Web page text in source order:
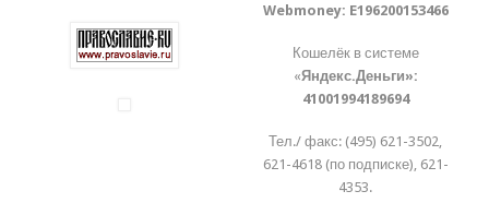
Webmoney: E196200153466
Кошелёк в системе
«Яндекс.Деньги»:
41001994189694
Тел./ факс: (495) 621-3502,
621-4618 (по подписке), 621-
4353.